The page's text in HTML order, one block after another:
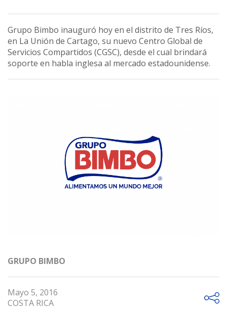
Grupo Bimbo inauguró hoy en el distrito de Tres Ríos,
en La Unión de Cartago, su nuevo Centro Global de
Servicios Compartidos (CGSC), desde el cual brindará
soporte en habla inglesa al mercado estadounidense.
GRUPO BIMBO
Mayo 5, 2016
COSTA RICA